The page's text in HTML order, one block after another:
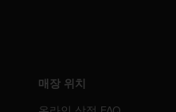
매장 위치